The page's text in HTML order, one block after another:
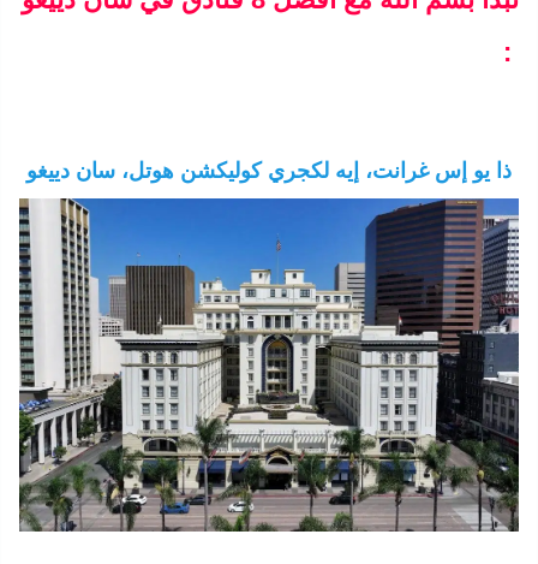
:
ذا يو إس غرانت، إيه لكجري كوليكشن هوتل، سان دييغو